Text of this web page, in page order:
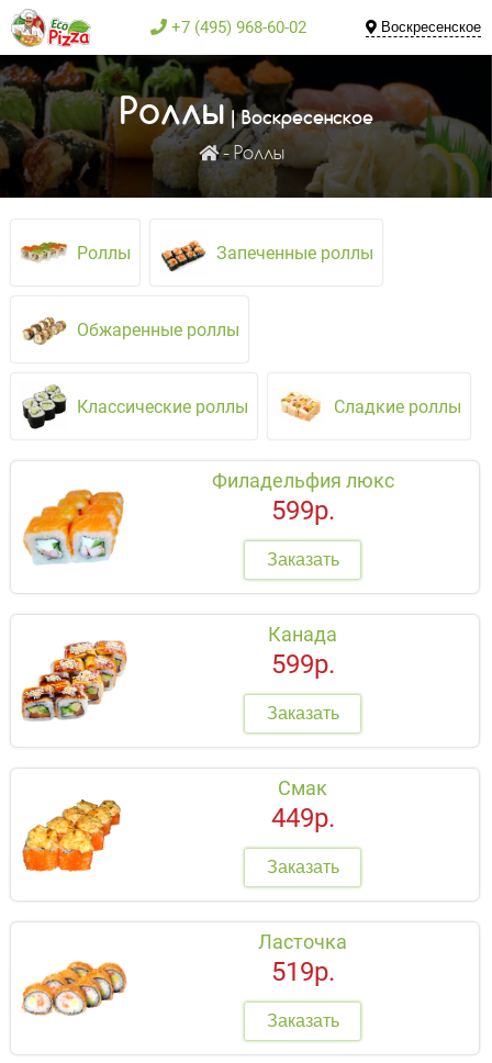
+7 (495) 968-60-02 Воскресенское
Роллы| Воскресенское
Роллы
Роллы Запеченные роллы
Обжаренные роллы
Классические роллы Сладкие роллы
Филадельфия люкс
599р.
Заказать
Канада
599р.
Заказать
Смак
449р.
Заказать
Ласточка
519р.
Заказать